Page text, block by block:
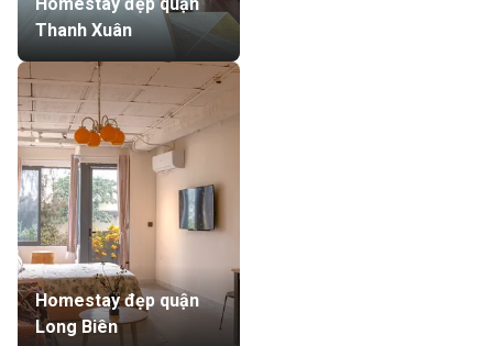
Thanh Xuân
Homestay đẹp quận
Long Biên